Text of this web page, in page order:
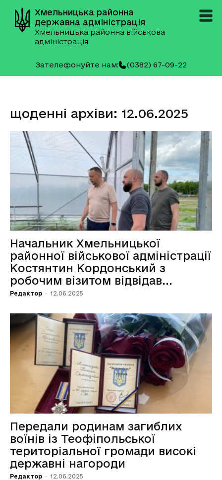
Хмельницька районна
державна адміністрація
Хмельницька районна військова
адміністрація
Зателефонуйте нам: (0382) 67-09-22
щоденні архіви: 12.06.2025
Начальник Хмельницької
районної військової адміністрації
Костянтин Кордонський з
робочим візитом відвідав...
Редактор - 12.06.2025
Передали родинам загиблих
воїнів із Теофіпольської
територіальної громади високі
державні нагороди
Редактор - 12.06.2025